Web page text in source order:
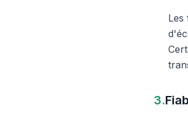
Les
3.